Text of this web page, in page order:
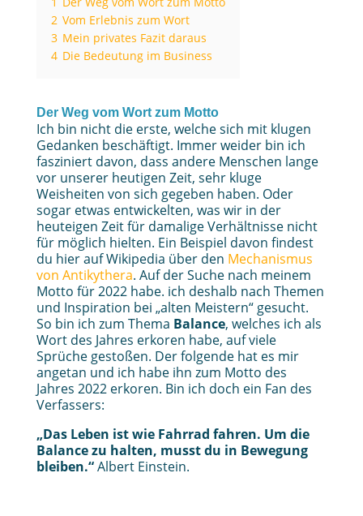
2 Vom Erlebnis zum Wort
3 Mein privates Fazit daraus
4 Die Bedeutung im Business
Der Weg vom Wort zum Motto
Ich bin nicht die erste, welche sich mit klugen
Gedanken beschäftigt. Immer weider bin ich
fasziniert davon, dass andere Menschen lange
vor unserer heutigen Zeit, sehr kluge
Weisheiten von sich gegeben haben. Oder
sogar etwas entwickelten, was wir in der
heuteigen Zeit für damalige Verhältnisse nicht
für möglich hielten. Ein Beispiel davon findest
du hier auf Wikipedia über den Mechanismus
von Antikythera. Auf der Suche nach meinem
Motto für 2022 habe. ich deshalb nach Themen
und Inspiration bei „alten Meistern“ gesucht.
So bin ich zum Thema Balance, welches ich als
Wort des Jahres erkoren habe, auf viele
Sprüche gestoßen. Der folgende hat es mir
angetan und ich habe ihn zum Motto des
Jahres 2022 erkoren. Bin ich doch ein Fan des
Verfassers:
„Das Leben ist wie Fahrrad fahren. Um die
Balance zu halten, musst du in Bewegung
bleiben.“Albert Einstein.